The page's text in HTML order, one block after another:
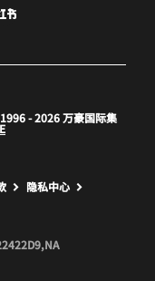
打开新窗口
- 2026 万豪国际集
打开新窗口
隐私中心